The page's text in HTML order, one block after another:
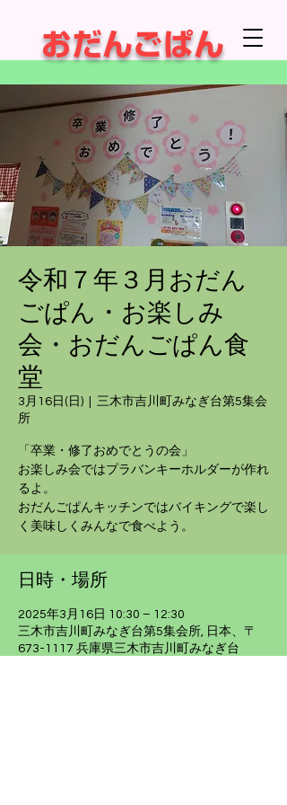
​ おだんごぱん
令和７年３月おだん
ごぱん・お楽しみ
会・おだんごぱん食
堂
3月16日(日)
三木市吉川町みなぎ台第5集会
所
「卒業・修了おめでとうの会」
お楽しみ会ではプラバンキーホルダーが作れ
るよ。
おだんごぱんキッチンではバイキングで楽し
く美味しくみんなで食べよう。
日時・場所
2025年3月16日 10:30 – 12:30
三木市吉川町みなぎ台第5集会所, 日本、〒
673-1117 兵庫県三木市吉川町みなぎ台